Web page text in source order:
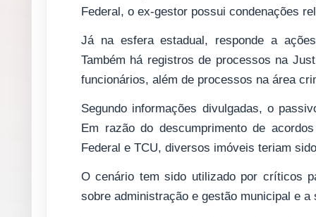
Federal, o ex-gestor possui condenações
Já na esfera estadual, responde a
Também há registros de processos na
funcionários, além de processos na área
Segundo informações divulgadas, o
Em razão do descumprimento de
Federal e TCU, diversos imóveis teriam
O cenário tem sido utilizado por críticos
sobre administração e gestão municipal e